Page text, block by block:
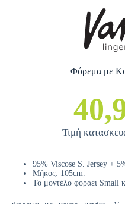
Φόρεμα με
Τιμή
95% Viscose S. Jersey +
Μήκος: 105cm.
Το μοντέλο φοράει Small